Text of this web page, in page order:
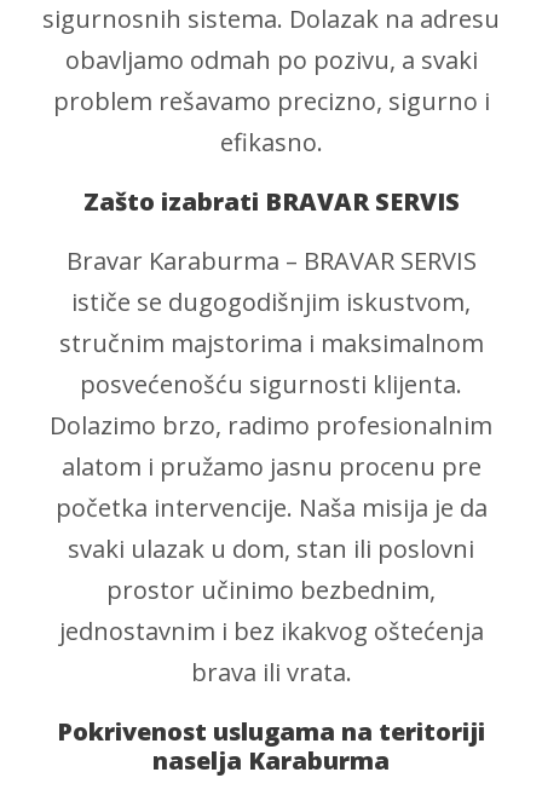
sigurnosnih sistema. Dolazak na adresu
obavljamo odmah po pozivu, a svaki
problem rešavamo precizno, sigurno i
efikasno.
Zašto izabrati BRAVAR SERVIS
Bravar Karaburma – BRAVAR SERVIS
ističe se dugogodišnjim iskustvom,
stručnim majstorima i maksimalnom
posvećenošću sigurnosti klijenta.
Dolazimo brzo, radimo profesionalnim
alatom i pružamo jasnu procenu pre
početka intervencije. Naša misija je da
svaki ulazak u dom, stan ili poslovni
prostor učinimo bezbednim,
jednostavnim i bez ikakvog oštećenja
brava ili vrata.
Pokrivenost uslugama na teritoriji
naselja Karaburma